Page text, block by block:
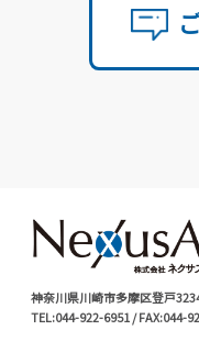
神奈川県川崎市多摩区登戸
TEL:044-922-6951 / FAX:044-